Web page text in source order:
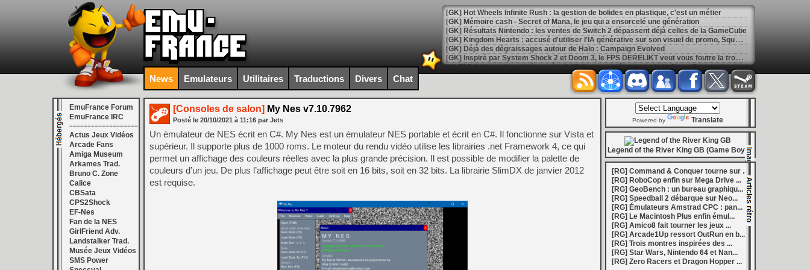
[GK] Hot Wheels Infinite Rush : la gestion de bolides en plastique, c'est un métier
[GK] Mémoire cash - Secret of Mana, le jeu qui a ensorcelé une génération
[GK] Résultats Nintendo : les ventes de Switch 2 dépassent déjà celles de la GameCube
[
GK] Kingdom Hearts : accusé d'utiliser l'IA générative sur son visuel de promo, Square Enix invoque « l'erreur humaine »
[GK] Déjà des dégraissages autour de Halo : Campaign Evolved
[
GK] Inspiré par System Shock 2 et Doom 3, le FPS DERELIKT veut vous foutre la trouille à la fin 2026
[Mo5] Brickboy cherche à recréer l’affichage emblématique de la Game Boy
[GK] Minecraft et ses « Graphismes Éclatants » arriveront sur Switch 2 en octobre
[
LS] [XB360] Xbox360BadUpdate v1.3 l'exploit Xbox 360 gagne en fiabilité et ajoute un mode de récupération
[GK] Beast of Reincarnation : après un accueil mitigé, Game Freak va revoir sa copie
[GK] Ubisoft : fin de partie pour Champions Tactics, le jeu NFT ferme ses portes
[GK] Mémoire cash - Metroid : l'hymne ultime à la solitude a déjà quarante ans
[GK] Dan Houser (GTA) défend le maintien des jeux physiques pour les joueurs
[GK] Comment EA Sports FC 27 veut apporter du sang neuf avec le mode The Grounds
[GK] Crimson Moon : un Darksiders médiéval à petit prix pour la rentrée
[GK] Isle of Reveries : le jeu inspiré des Zelda de la Game Boy arrivera à la rentrée 2026
[GK] Moonlighter 2 : The Endless Vault arrive sur le marché en 1.0
[GK] Capcom relance Monster Hunter Wilds avec un prologue gratuit
[
GK] Mémoire cash - Retour sur Hybrid Heaven, l'étrange exclusivité Konami de la Nintendo 64
[
GK] Nouvelle grève à Quantic Dream (Detroit : Become Human) contre les 115 licenciements
[
GK] Mafia The Old Country : l'extension « Homme d'honneur » se dévoile avant sa sortie
[
GK] Marvel's Spider-Man : le succès de Brand New Day au cinéma fait bondir la fréquentation des jeux Insomniac
[Mo5] Deux inédits du Virtual Boy disponibles sur le Nintendo Switch Online
[GK] Le beat'em up The Walking Dead : Streets of Survival tient sa date de sortie
[GK] Endless Legend 2 : enfin la 1.0, Amplitude bourre les nouvelles factions
[
LS] [XBO] Coldforest : le projet de glitch chip open source pourrait ouvrir la voie au hack de la Xbox One
[
GK] Mémoire cash - Reparti aussi vite qu'il est arrivé, Rocket Knight Adventures avait pourtant tout pour décoller
News Emulateurs Utilitaires Traductions Divers Chat
EmuFrance Forum
EmuFrance IRC
===================
Actus Jeux Vidéos
Arcade Fans
Amiga Museum
Arkames Trad.
Bruno C. Zone
Calice
CBSata
CPS2Shock
EF-Nes
Fan de la NES
GirlFriend Adv.
Landstalker Trad.
Musée Jeux Vidéos
SMS Power
[Consoles de salon] My Nes v7.10.7962
Posté le 20/10/2021 à 11:16 par Jets
Un émulateur de NES écrit en C#. My Nes est un émulateur NES portable et écrit en C#. Il fonctionne sur Vista et
supérieur. Il supporte plus de 1000 roms. Le moteur du rendu vidéo utilise les librairies .net Framework 4, ce qui
permet un affichage des couleurs réelles avec la plus grande précision. Il est possible de modifier la palette de
couleurs d’un jeu. De plus l’affichage peut être soit en 16 bits, soit en 32 bits. La librairie SlimDX de janvier 2012
est requise.
Powered by Translate
Legend of the River King GB (Game Boy)
[RG] Command & Conquer tourne sur ...
[RG] RoboCop enfin sur Mega Drive ...
[RG] GeoBench : un bureau graphiqu...
[RG] Speedball 2 débarque sur Neo...
[RG] Émulateurs Amstrad CPC : pan...
[RG] Le Macintosh Plus enfin émul...
[RG] Amico8 fait tourner les jeux ...
[RG] Arcade1Up ressort OutRun en b...
[RG] Trois montres inspirées des ...
[RG] Star Wars, Nintendo 64 et Nan...
[RG] Zero Racers et Dragon Hopper ...